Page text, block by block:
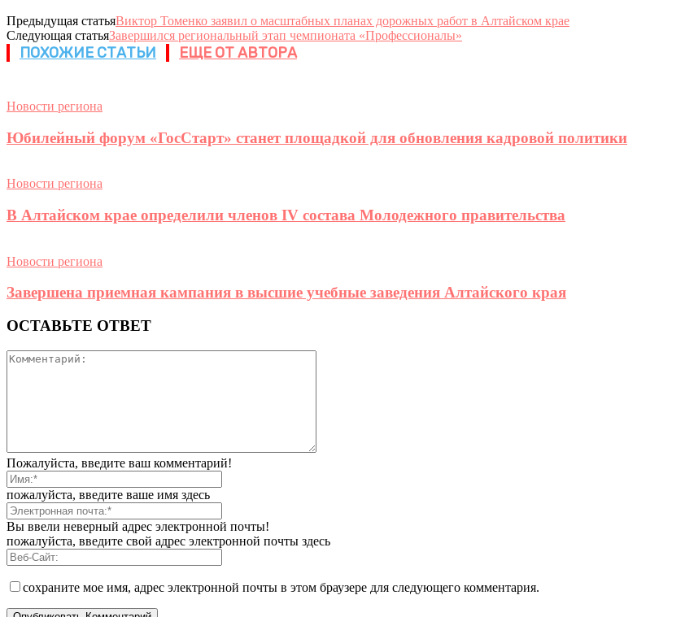
Предыдущая статьяВиктор Томенко заявил о масштабных планах дорожных работ в Алтайском крае
Следующая статьяЗавершился региональный этап чемпионата «Профессионалы»
ПОХОЖИЕ СТАТЬИ ЕЩЕ ОТ АВТОРА
Новости региона
Юбилейный форум «ГосСтарт» станет площадкой для обновления кадровой политики
Новости региона
В Алтайском крае определили членов IV состава Молодежного правительства
Новости региона
Завершена приемная кампания в высшие учебные заведения Алтайского края
ОСТАВЬТЕ ОТВЕТ
Пожалуйста, введите ваш комментарий!
пожалуйста, введите ваше имя здесь
Вы ввели неверный адрес электронной почты!
пожалуйста, введите свой адрес электронной почты здесь
сохраните мое имя, адрес электронной почты в этом браузере для следующего комментария.